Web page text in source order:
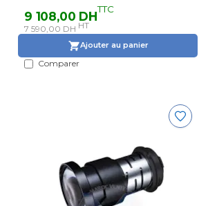
9 108,00 DHTTC
7 590,00 DH HT
Ajouter au panier
Comparer